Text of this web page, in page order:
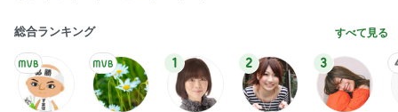
総合ランキング すべて見る
1 2 3